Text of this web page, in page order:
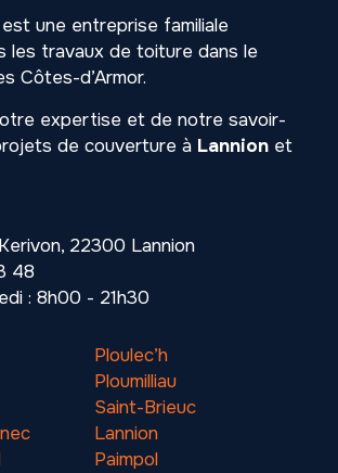
une entreprise familiale
les travaux de toiture dans le
Côtes-d’Armor.
expertise et de notre savoir-
de couverture à Lannion et
Ploulec’h
Ploumilliau
Saint-Brieuc
Lannion
Paimpol
22300 Lannion
48
: 8h00 - 21h30